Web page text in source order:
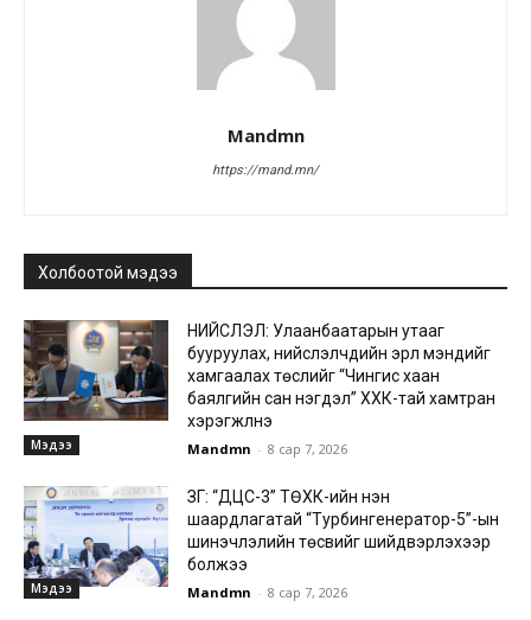
Mandmn
https://mand.mn/
Холбоотой мэдээ
Мэдээ
НИЙСЛЭЛ: Улаанбаатарын утааг
бууруулах, нийслэлчүүдийн эрүүл мэндийг
хамгаалах төслийг “Чингис хаан
баялгийн сан нэгдэл” ХХК-тай хамтран
хэрэгжүүлнэ
Mandmn - 8 сар 7, 2026
Мэдээ
ЗГ: “ДЦС-3” ТӨХК-ийн нэн
шаардлагатай “Турбингенератор-5”-ын
шинэчлэлийн төсвийг шийдвэрлэхээр
болжээ
Mandmn - 8 сар 7, 2026